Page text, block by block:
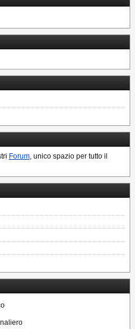
Forum, unico spazio per tutto il